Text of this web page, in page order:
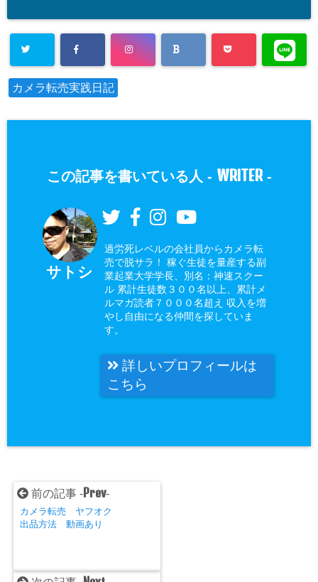
カメラ転売実践日記
この記事を書いている人 - WRITER-
サトシ
過労死レベルの会社員からカメラ転
売で脱サラ！ 稼ぐ生徒を量産する副
業起業大学学長、別名：神速スクー
ル 累計生徒数３００名以上、累計メ
ルマガ読者７０００名超え 収入を増
やし自由になる仲間を探していま
す。
詳しいプロフィールは
こちら
前の記事 - Prev-
カメラ転売 ヤフオク
出品方法 動画あり